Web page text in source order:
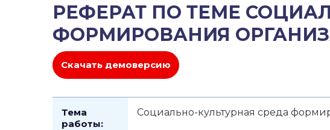
РЕФЕРАТ ПО ТЕМЕ
ФОРМИРОВАНИЯ
Скачать демоверсию
Тема
работы:
Социально-культурная среда